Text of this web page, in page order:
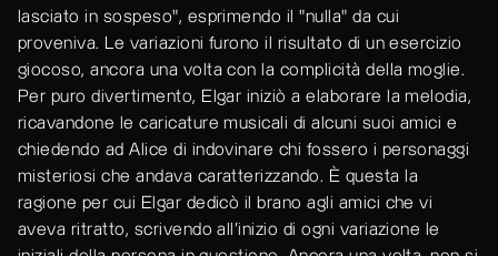
lasciato in sospeso", esprimendo il "nulla" da cui
proveniva. Le variazioni furono il risultato di un esercizio
giocoso, ancora una volta con la complicità della moglie.
Per puro divertimento, Elgar iniziò a elaborare la melodia,
ricavandone le caricature musicali di alcuni suoi amici e
chiedendo ad Alice di indovinare chi fossero i personaggi
misteriosi che andava caratterizzando. È questa la
ragione per cui Elgar dedicò il brano agli amici che vi
aveva ritratto, scrivendo all’inizio di ogni variazione le